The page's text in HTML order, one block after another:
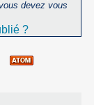
devez vous
?